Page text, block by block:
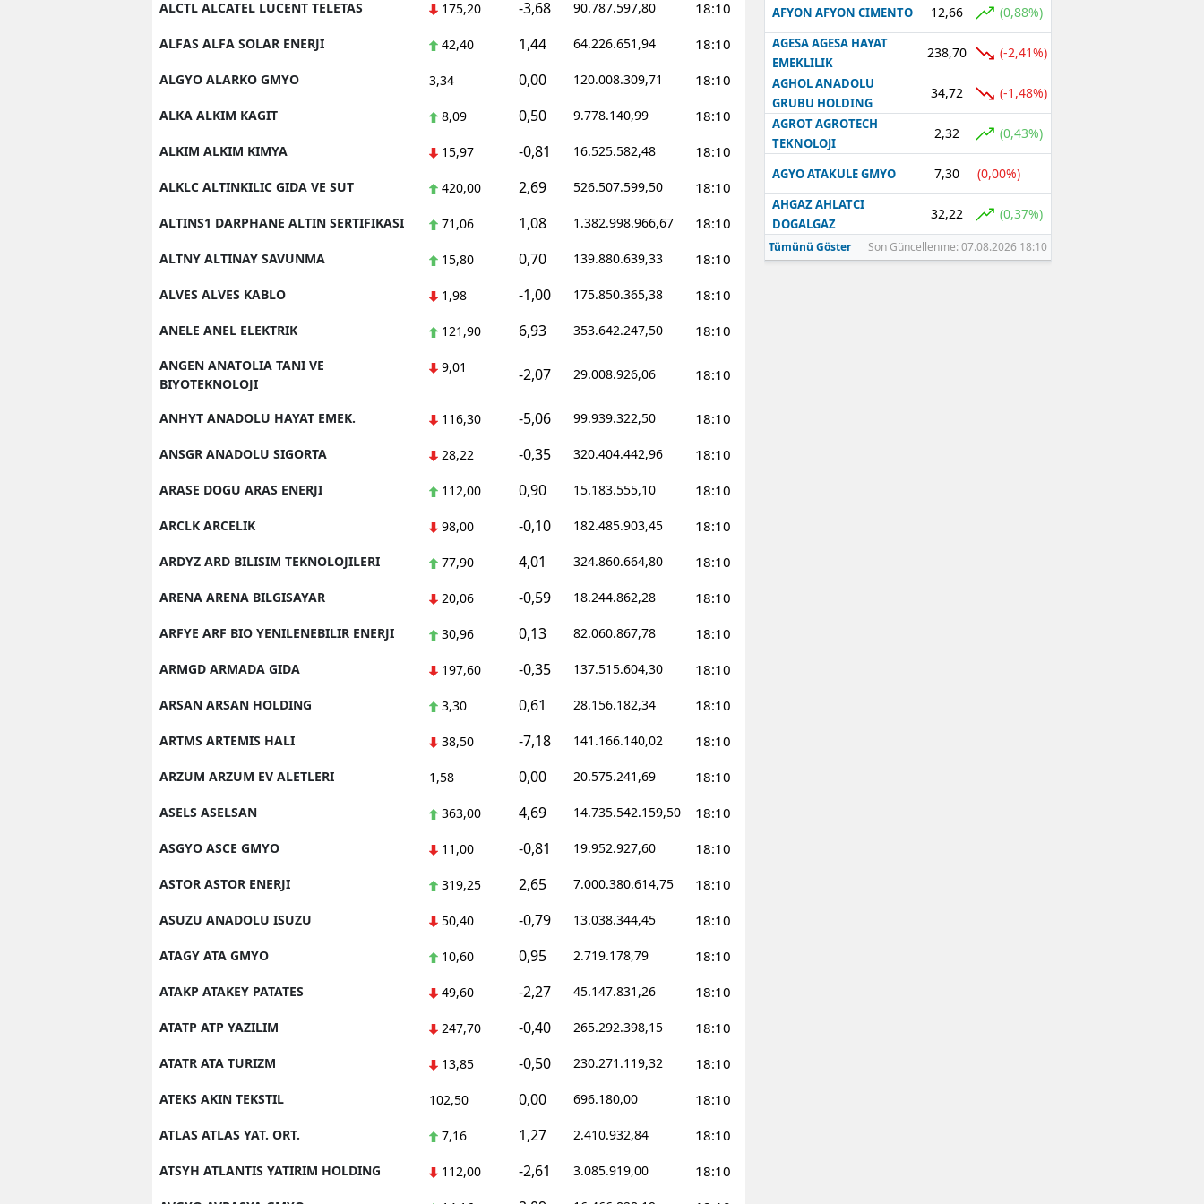
Samsun
Tekirdağ
Trabzon
ALCTL ALCATEL LUCENT TELETAS 175,20 -3,68 90.787.597,80 18:10
ALFAS ALFA SOLAR ENERJI 42,40 1,44 64.226.651,94 18:10
ALGYO ALARKO GMYO 3,34 0,00 120.008.309,71 18:10
ALKA ALKIM KAGIT 8,09 0,50 9.778.140,99 18:10
ALKIM ALKIM KIMYA 15,97 -0,81 16.525.582,48 18:10
ALKLC ALTINKILIC GIDA VE SUT 420,00 2,69 526.507.599,50 18:10
ALTINS1 DARPHANE ALTIN SERTIFIKASI 71,06 1,08 1.382.998.966,67 18:10
ALTNY ALTINAY SAVUNMA 15,80 0,70 139.880.639,33 18:10
ALVES ALVES KABLO 1,98 -1,00 175.850.365,38 18:10
ANELE ANEL ELEKTRIK 121,90 6,93 353.642.247,50 18:10
ANGEN ANATOLIA TANI VE
BIYOTEKNOLOJI
9,01 -2,07 29.008.926,06 18:10
ANHYT ANADOLU HAYAT EMEK. 116,30 -5,06 99.939.322,50 18:10
ANSGR ANADOLU SIGORTA 28,22 -0,35 320.404.442,96 18:10
ARASE DOGU ARAS ENERJI 112,00 0,90 15.183.555,10 18:10
ARCLK ARCELIK 98,00 -0,10 182.485.903,45 18:10
ARDYZ ARD BILISIM TEKNOLOJILERI 77,90 4,01 324.860.664,80 18:10
ARENA ARENA BILGISAYAR 20,06 -0,59 18.244.862,28 18:10
ARFYE ARF BIO YENILENEBILIR ENERJI 30,96 0,13 82.060.867,78 18:10
ARMGD ARMADA GIDA 197,60 -0,35 137.515.604,30 18:10
ARSAN ARSAN HOLDING 3,30 0,61 28.156.182,34 18:10
ARTMS ARTEMIS HALI 38,50 -7,18 141.166.140,02 18:10
ARZUM ARZUM EV ALETLERI 1,58 0,00 20.575.241,69 18:10
ASELS ASELSAN 363,00 4,69 14.735.542.159,50 18:10
ASGYO ASCE GMYO 11,00 -0,81 19.952.927,60 18:10
ASTOR ASTOR ENERJI 319,25 2,65 7.000.380.614,75 18:10
ASUZU ANADOLU ISUZU 50,40 -0,79 13.038.344,45 18:10
ATAGY ATA GMYO 10,60 0,95 2.719.178,79 18:10
ATAKP ATAKEY PATATES 49,60 -2,27 45.147.831,26 18:10
ATATP ATP YAZILIM 247,70 -0,40 265.292.398,15 18:10
ATATR ATA TURIZM 13,85 -0,50 230.271.119,32 18:10
ATEKS AKIN TEKSTIL 102,50 0,00 696.180,00 18:10
ATLAS ATLAS YAT. ORT. 7,16 1,27 2.410.932,84 18:10
ATSYH ATLANTIS YATIRIM HOLDING 112,00 -2,61 3.085.919,00 18:10
AFYON AFYON CIMENTO 12,66 (0,88%)
AGESA AGESA HAYAT
EMEKLILIK
238,70 (-2,41%)
AGHOL ANADOLU
GRUBU HOLDING
34,72 (-1,48%)
AGROT AGROTECH
TEKNOLOJI
2,32 (0,43%)
AGYO ATAKULE GMYO 7,30 (0,00%)
AHGAZ AHLATCI
DOGALGAZ
32,22 (0,37%)
Tümünü Göster Son Güncellenme: 07.08.2026 18:10